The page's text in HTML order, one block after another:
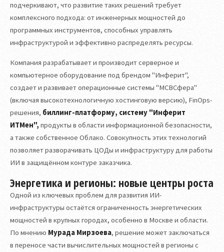
подчеркивают, что развитие таких решений требует
комплексного подхода: от инженерных мощностей до
программных инструментов, способных управлять
инфраструктурой и эффективно распределять ресурсы.
Компания разрабатывает и производит серверное и
компьютерное оборудование под брендом "Инферит",
создает и развивает операционные системы "МСВСфера"
(включая высокотехнологичную хостинговую версию), FinOps-
решения, биллинг-платформу, систему "Инферит
ИТМен", продукты в области информационной безопасности,
а также собственное Облако. Совокупность этих технологий
позволяет разворачивать ЦОДы и инфраструктуру для работы
ИИ в защищённом контуре заказчика.
Энергетика и регионы: новые центры роста
Одной из ключевых проблем для развития ИИ-
инфраструктуры остаётся ограниченность энергетических
мощностей в крупных городах, особенно в Москве и области.
По мнению Мурада Мирзоева, решение может заключаться
в переносе части вычислительных мощностей в регионы с